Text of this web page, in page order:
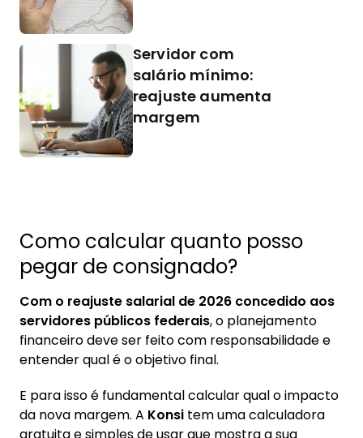
Servidor com
salário mínimo:
reajuste aumenta
margem
Como calcular quanto posso
pegar de consignado?
Com o reajuste salarial de 2026 concedido aos
servidores públicos federais, o planejamento
financeiro deve ser feito com responsabilidade e
entender qual é o objetivo final.
E para isso é fundamental calcular qual o impacto
da nova margem. A Konsi tem uma calculadora